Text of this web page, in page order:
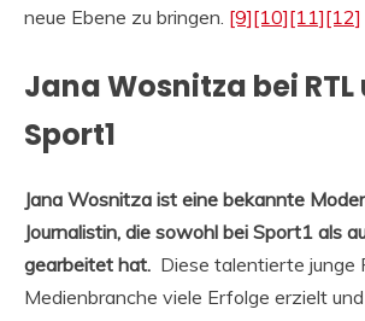
neue Ebene zu bringen. [9][10][11][12]
Jana Wosnitza bei RTL
Sport1
Jana Wosnitza ist eine bekannte
Journalistin, die sowohl bei Sport1 als
gearbeitet hat. Diese talentierte junge
Medienbranche viele Erfolge erzielt